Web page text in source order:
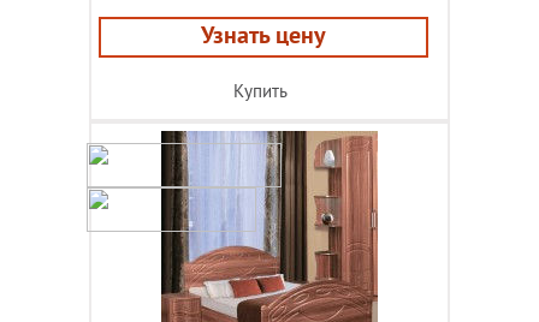
Узнать цену
Купить